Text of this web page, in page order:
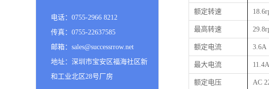
电话：0755-2966 8212
传真：0755-22637585
邮箱：sales@successrrow.net
地址：深圳市宝安区福海社区新
和工业北区28号厂房
额定转速
最高转速
额定电流 3.6A
最大电流 11.4A
额定电压 AC